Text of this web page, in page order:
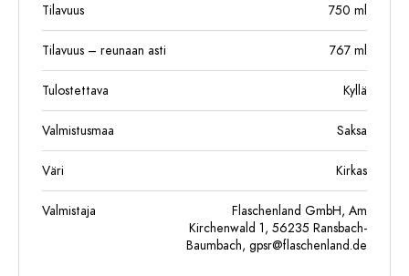
Tilavuus 750 ml
Tilavuus – reunaan asti 767 ml
Tulostettava Kyllä
Valmistusmaa Saksa
Väri Kirkas
Valmistaja
Flaschenland GmbH, Am
Kirchenwald 1, 56235 Ransbach-
Baumbach, gpsr@flaschenland.de